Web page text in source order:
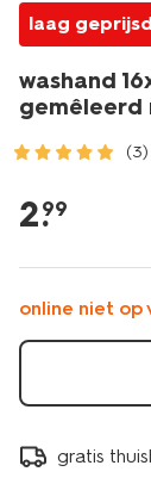
laag geprijsd
washand
gemêleerd
(3)
slapen/
16x21cm-
kwaliteit-
gemeleerd-
5200262.html
2.
99
online niet op
gratis